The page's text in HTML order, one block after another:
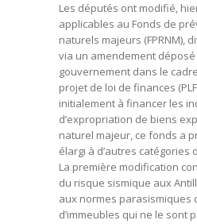
Les députés ont modifié,
applicables au Fonds de
naturels majeurs (FPRNM),
via un amendement
gouvernement dans le
projet de loi de finances
initialement à financer les
d’expropriation de biens
naturel majeur, ce fonds a
élargi à d’autres catégories
La première modification
du risque sismique aux
aux normes parasismiques
d’immeubles qui ne le sont